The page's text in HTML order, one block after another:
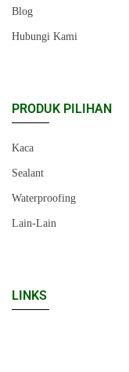
Blog
Hubungi Kami
PRODUK PILIHAN
Kaca
Sealant
Waterproofing
Lain-Lain
LINKS